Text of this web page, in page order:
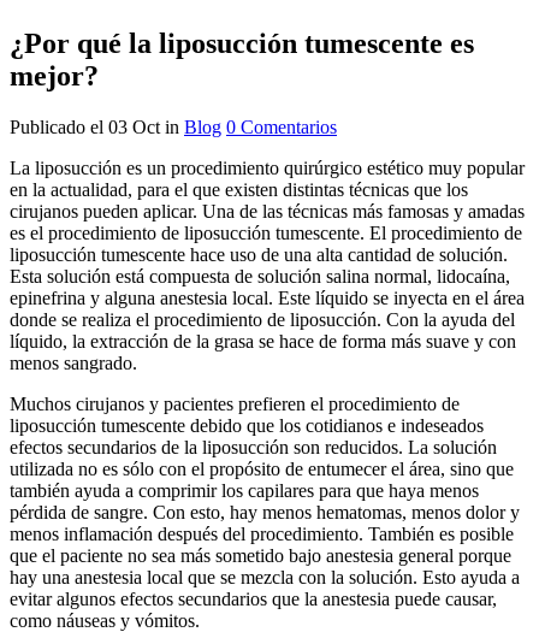
¿Por qué la liposucción tumescente es
mejor?
Publicado el 03 Oct in Blog 0 Comentarios
La liposucción es un procedimiento quirúrgico estético muy popular
en la actualidad, para el que existen distintas técnicas que los
cirujanos pueden aplicar. Una de las técnicas más famosas y amadas
es el procedimiento de liposucción tumescente. El procedimiento de
liposucción tumescente hace uso de una alta cantidad de solución.
Esta solución está compuesta de solución salina normal, lidocaína,
epinefrina y alguna anestesia local. Este líquido se inyecta en el área
donde se realiza el procedimiento de liposucción. Con la ayuda del
líquido, la extracción de la grasa se hace de forma más suave y con
menos sangrado.
Muchos cirujanos y pacientes prefieren el procedimiento de
liposucción tumescente debido que los cotidianos e indeseados
efectos secundarios de la liposucción son reducidos. La solución
utilizada no es sólo con el propósito de entumecer el área, sino que
también ayuda a comprimir los capilares para que haya menos
pérdida de sangre. Con esto, hay menos hematomas, menos dolor y
menos inflamación después del procedimiento. También es posible
que el paciente no sea más sometido bajo anestesia general porque
hay una anestesia local que se mezcla con la solución. Esto ayuda a
evitar algunos efectos secundarios que la anestesia puede causar,
como náuseas y vómitos.